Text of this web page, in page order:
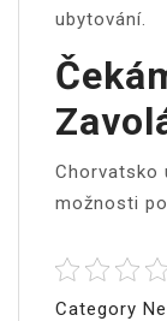
ubytování
Chorvatsko
možnosti
Category